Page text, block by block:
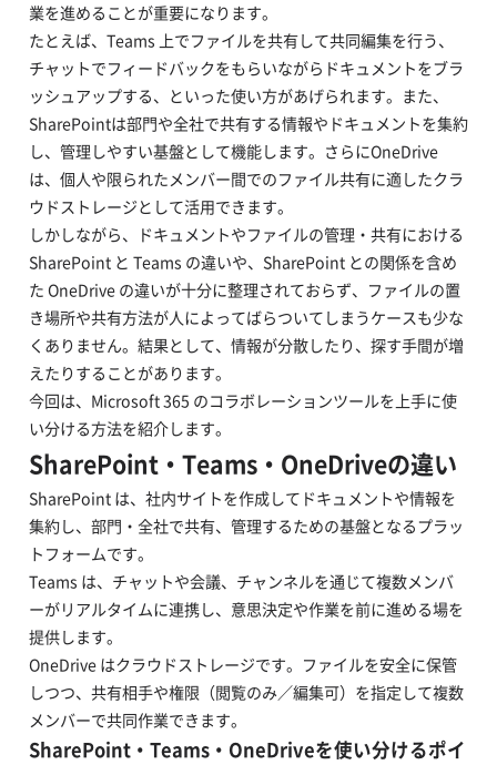
業を進めることが重要になります。
たとえば、Teams 上でファイルを共有して共同編集を行う、
チャットでフィードバックをもらいながらドキュメントをブラ
ッシュアップする、といった使い方があげられます。また、
SharePointは部門や全社で共有する情報やドキュメントを集約
し、管理しやすい基盤として機能します。さらにOneDrive
は、個人や限られたメンバー間でのファイル共有に適したクラ
ウドストレージとして活用できます。
しかしながら、ドキュメントやファイルの管理・共有における
SharePoint と Teams の違いや、SharePoint との関係を含め
た OneDrive の違いが十分に整理されておらず、ファイルの置
き場所や共有方法が人によってばらついてしまうケースも少な
くありません。結果として、情報が分散したり、探す手間が増
えたりすることがあります。
今回は、Microsoft 365 のコラボレーションツールを上手に使
い分ける方法を紹介します。
SharePoint・Teams・OneDriveの違い
SharePoint は、社内サイトを作成してドキュメントや情報を
集約し、部門・全社で共有、管理するための基盤となるプラッ
トフォームです。
Teams は、チャットや会議、チャンネルを通じて複数メンバ
ーがリアルタイムに連携し、意思決定や作業を前に進める場を
提供します。
OneDrive はクラウドストレージです。ファイルを安全に保管
しつつ、共有相手や権限（閲覧のみ／編集可）を指定して複数
メンバーで共同作業できます。
SharePoint・Teams・OneDriveを使い分けるポイ